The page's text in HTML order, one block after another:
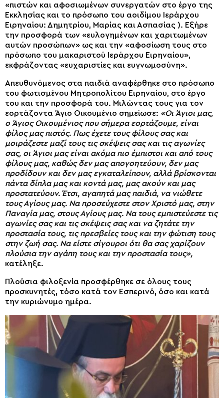
«πιστών και αφοσιωμένων συνεργατών στο έργο της
Εκκλησίας και το πρόσωπο του αοιδίμου Ιεράρχου
Ειρηναίου: Δημητρίου, Μαρίας και Ασπασίας ). Εξήρε
την προσφορά των «ευλογημένων και χαριτωμένων
αυτών προσώπων» ως και την «αφοσίωση τους στο
πρόσωπο του μακαριστού Ιεράρχου Ειρηναίου»,
εκφράζοντας «ευχαριστίες και ευγνωμοσύνη».
Απευθυνόμενος στα παιδιά αναφέρθηκε στο πρόσωπο
του φωτισμένου Μητροπολίτου Ειρηναίου, στο έργο
του και την προσφορά του. Μιλώντας τους για τον
εορτάζοντα Άγιο Οικουμένιο σημείωσε: «Οι Άγιοι μας,
ο Άγιος Οικουμένιος που σήμερα εορτάζουμε, είναι
φίλος μας πιστός. Πως έχετε τους φίλους σας και
μοιράζεστε μαζί τους τις σκέψεις σας και τις αγωνίες
σας, οι Άγιοι μας είναι ακόμα πιο έμπιστοι και από τους
φίλους μας, καθώς δεν μας απογοητεύουν, δεν μας
προδίδουν και δεν μας εγκαταλείπουν, αλλά βρίσκονται
πάντα δίπλα μας και κοντά μας, μας ακούν και μας
προστατεύουν. Έτσι, αγαπητά μας παιδιά, να νιώθετε
τους Αγίους μας. Να προσεύχεστε στον Χριστό μας, στην
Παναγία μας, στους Αγίους μας. Να τους εμπιστεύεστε τις
αγωνίες σας και τις σκέψεις σας και να ζητάτε την
προστασία τους, τις πρεσβείες τους και την φώτιση τους
στην ζωή σας. Να είστε σίγουροι ότι θα σας χαρίζουν
πλούσια την αγάπη τους και την προστασία τους»,
κατέληξε.
Πλούσια φιλοξενία προσφέρθηκε σε όλους τους
προσκυνητές, τόσο κατά τον Εσπερινό, όσο και κατά
την κυριώνυμο ημέρα.